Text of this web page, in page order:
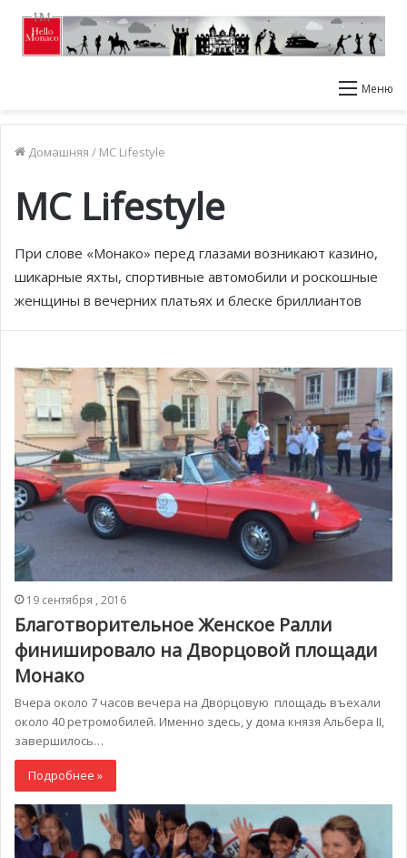
Меню
Домашняя / MC Lifestyle
MC Lifestyle
При слове «Монако» перед глазами возникают казино,
шикарные яхты, спортивные автомобили и роскошные
женщины в вечерних платьях и блеске бриллиантов
19 сентября , 2016
Благотворительное Женское Ралли
финишировало на Дворцовой площади
Монако
Вчера около 7 часов вечера на Дворцовую площадь въехали
около 40 ретромобилей. Именно здесь, у дома князя Альбера II,
завершилось…
Подробнее »